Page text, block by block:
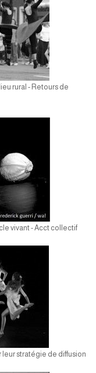
rural - Retours de
vivant - Acct collectif
stratégie de diffusion